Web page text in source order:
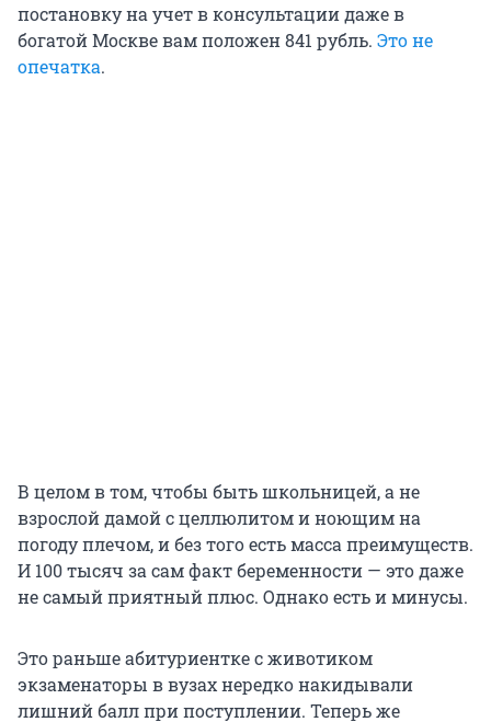
постановку на учет в консультации даже в
богатой Москве вам положен 841 рубль. Это не
опечатка.
В целом в том, чтобы быть школьницей, а не
взрослой дамой с целлюлитом и ноющим на
погоду плечом, и без того есть масса преимуществ.
И 100 тысяч за сам факт беременности — это даже
не самый приятный плюс. Однако есть и минусы.
Это раньше абитуриентке с животиком
экзаменаторы в вузах нередко накидывали
лишний балл при поступлении. Теперь же